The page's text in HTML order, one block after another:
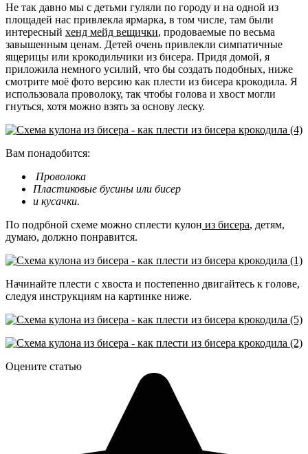
Не так давно мы с детьми гуляли по городу и на одной из
площадей нас привлекла ярмарка, в том числе, там были
интересный хенд мейд вещички, продоваемые по весьма
завышенным ценам. Детей очень привлекли симпатичные
ящерицы или крокодильчики из бисера. Придя домой, я
приложила немного усилий, что бы создать подобных, ниже
смотрите моё фото версию как плести из бисера крокодила. Я
использовала проволоку, так чтобы голова и хвост могли
гнуться, хотя можно взять за основу леску.
Вам понадобится:
Проволока
Пластиковые бусины или бисер
и кусачки.
По подрбной схеме можно сплести кулон из бисера, детям,
думаю, должно понравится.
Начинайте плести с хвоста и постепенно двигайтесь к голове,
следуя инструкциям на картинке ниже.
Оцените статью